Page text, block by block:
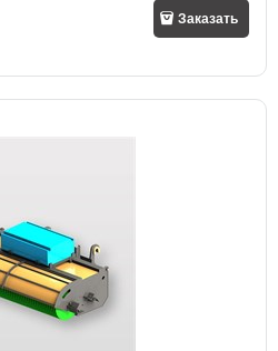
Заказать